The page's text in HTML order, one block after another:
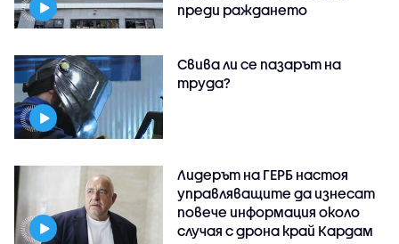
преди раждането
Свива ли се пазарът на
труда?
Лидерът на ГЕРБ настоя
управляващите да изнесат
повече информация около
случая с дрона край Кардам